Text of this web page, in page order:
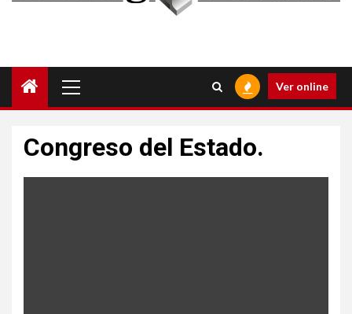
Ver online
Congreso del Estado.